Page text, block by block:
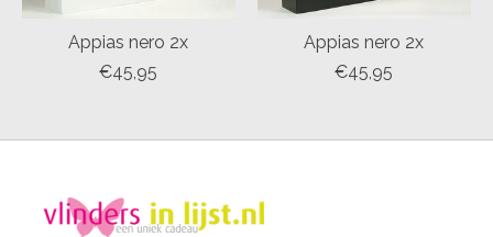
Appias nero 2x
€45,95
Appias nero 2x
€45,95